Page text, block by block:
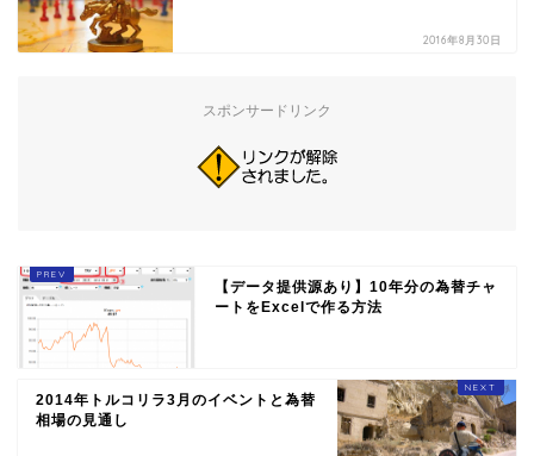
2016年8月30日
スポンサードリンク
【データ提供源あり】10年分の為替チャ
ートをExcelで作る方法
2014年トルコリラ3月のイベントと為替
相場の見通し